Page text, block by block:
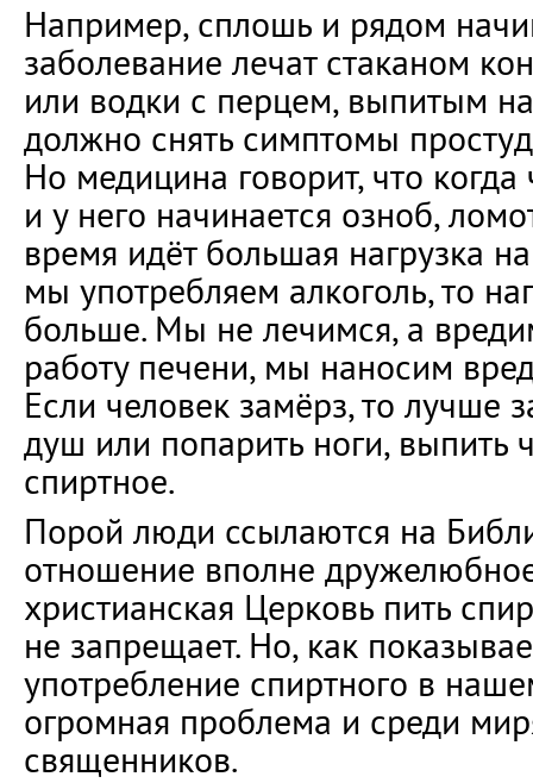
Например, сплошь и рядом
заболевание лечат стаканом
или водки с перцем, выпитым
должно снять симптомы
Но медицина говорит, что когда
и у него начинается озноб,
время идёт большая нагрузка
мы употребляем алкоголь, то
больше. Мы не лечимся, а
работу печени, мы наносим
Если человек замёрз, то лучше
душ или попарить ноги, выпить
спиртное.
Порой люди ссылаются на
отношение вполне
христианская Церковь пить
не запрещает. Но, как
употребление спиртного в
огромная проблема и среди
священников.